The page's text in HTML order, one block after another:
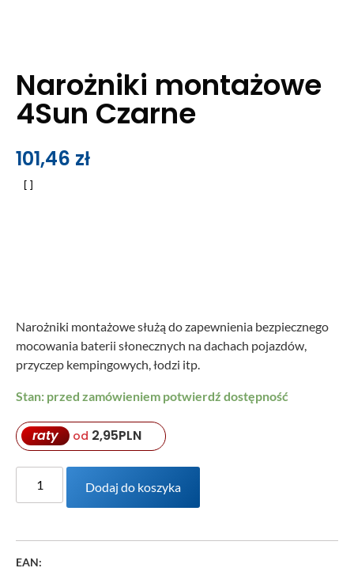
Narożniki montażowe
4Sun Czarne
101,46 zł
Narożniki montażowe służą do zapewnienia bezpiecznego
mocowania baterii słonecznych na dachach pojazdów,
przyczep kempingowych, łodzi itp.
Stan: przed zamówieniem potwierdź dostępność
raty od 2,95PLN
Dodaj do koszyka
EAN: